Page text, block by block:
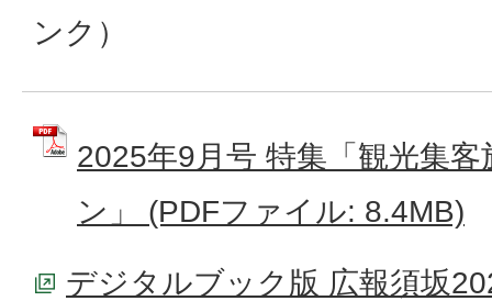
ンク）
2025年9月号 特集「観光集
ン」 (PDFファイル: 8.4MB)
デジタルブック版 広報須坂